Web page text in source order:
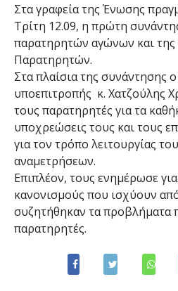
Στα γραφεία της Ένωσης
Τρίτη 12.09, η πρώτη
παρατηρητών αγώνων και της
Παρατηρητών.
Στα πλαίσια της συνάντησης
υποεπιτροπής κ. Χατζούλης
τους παρατηρητές για τα
υποχρεώσεις τους και τους
για τον τρόπο λειτουργίας
αναμετρήσεων.
Επιπλέον, τους ενημέρωσε
κανονισμούς που ισχύουν
συζητήθηκαν τα προβλήματα
παρατηρητές.